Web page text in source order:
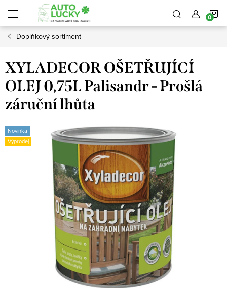
obsah
Doplňkový sortiment
XYLADECOR OŠETŘUJÍCÍ
OLEJ 0,75L Palisandr - Prošlá
záruční lhůta
Novinka
Výprodej